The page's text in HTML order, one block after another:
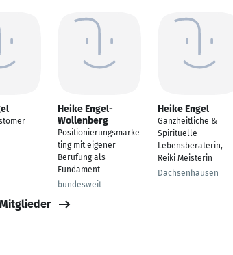
Heike Engel-
Wollenberg
Positionierungsmarke
ting mit eigener
Berufung als
Fundament
bundesweit
Heike Engel
Ganzheitliche &
Spirituelle
Lebensberaterin,
Reiki Meisterin
Dachsenhausen